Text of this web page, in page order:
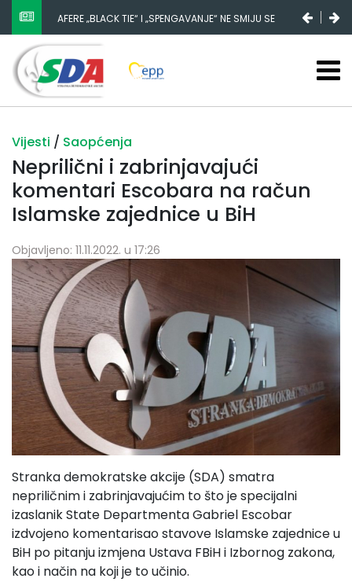
AFERE „BLACK TIE“ I „SPENGAVANJE“ NE SMIJU SE
ZATAŠKATI
Vijesti / Saopćenja
Neprilični i zabrinjavajući
komentari Escobara na račun
Islamske zajednice u BiH
Objavljeno: 11.11.2022. u 17:26
Stranka demokratske akcije (SDA) smatra
nepriličnim i zabrinjavajućim to što je specijalni
izaslanik State Departmenta Gabriel Escobar
izdvojeno komentarisao stavove Islamske zajednice u
BiH po pitanju izmjena Ustava FBiH i Izbornog zakona,
kao i način na koji je to učinio.